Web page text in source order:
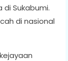
Sukabumi.
di nasional